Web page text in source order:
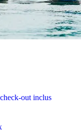
out inclus